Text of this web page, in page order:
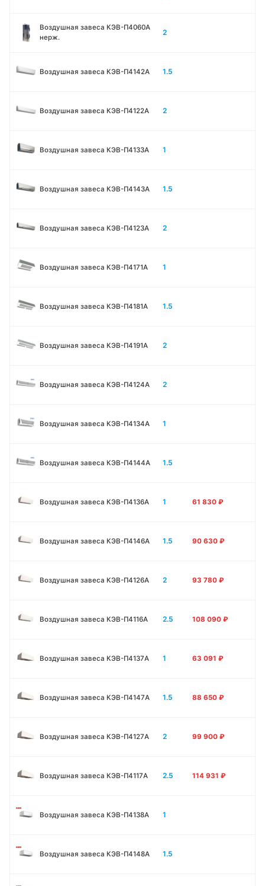
Воздушная завеса КЭВ-П4060A
нерж.
2
Воздушная завеса КЭВ-П4142A 1.5
Воздушная завеса КЭВ-П4122A 2
Воздушная завеса КЭВ-П4133A 1
Воздушная завеса КЭВ-П4143A 1.5
Воздушная завеса КЭВ-П4123A 2
Воздушная завеса КЭВ-П4171A 1
Воздушная завеса КЭВ-П4181A 1.5
Воздушная завеса КЭВ-П4191A 2
Воздушная завеса КЭВ-П4124A 2
Воздушная завеса КЭВ-П4134A 1
Воздушная завеса КЭВ-П4144A 1.5
Воздушная завеса КЭВ-П4136A 1 61 830 ₽
Воздушная завеса КЭВ-П4146A 1.5 90 630 ₽
Воздушная завеса КЭВ-П4126A 2 93 780 ₽
Воздушная завеса КЭВ-П4116A 2.5 108 090 ₽
Воздушная завеса КЭВ-П4137A 1 63 091 ₽
Воздушная завеса КЭВ-П4147A 1.5 88 650 ₽
Воздушная завеса КЭВ-П4127A 2 99 900 ₽
Воздушная завеса КЭВ-П4117A 2.5 114 931 ₽
Воздушная завеса КЭВ-П4138А 1
Воздушная завеса КЭВ-П4148А 1.5